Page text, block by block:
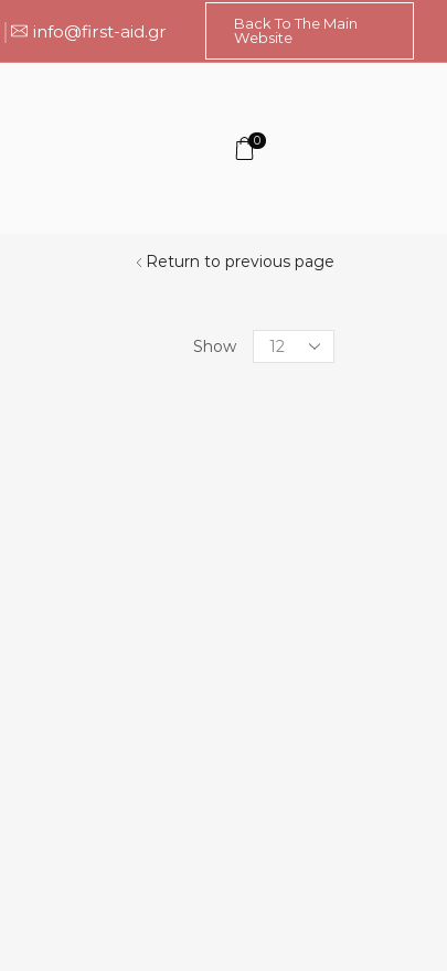
info@first-aid.gr
Back To The Main
Website
0
Return to previous page
Show
Products
per